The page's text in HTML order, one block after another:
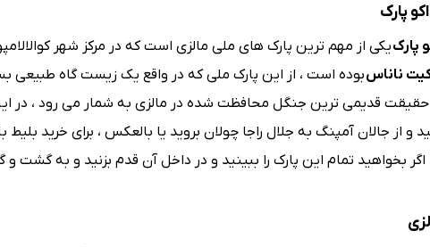
پارک
پارکیکی از مهم ترین پارک های ملی مالزی است که در مرکز شهر
ناناسبوده است ، از این پارک ملی که در واقع یک زیست گاه طبیعی
حقیقت قدیمی ترین جنگل محافظت شده در مالزی به شمار می رود ، در
و از جالان آمپنگ به جلال راجا چولان بروید یا بالعکس ، برای خرید بلیط
، اگر بخواهید تمام این پارک را ببینید و در داخل آن قدم بزنید و به گشت و